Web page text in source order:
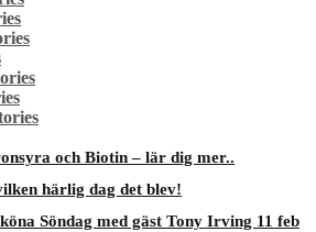
och Biotin – lär dig mer..
härlig dag det blev!
Söndag med gäst Tony Irving 11 feb